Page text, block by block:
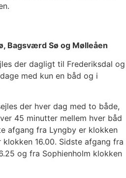
Bagsværd Sø og Mølleåen
der dagligt til Frederiksdal og
med kun en båd og i
der hver dag med to både,
45 minutter mellem hver båd
afgang fra Lyngby er klokken
16.00. Sidste afgang fra
og fra Sophienholm klokken